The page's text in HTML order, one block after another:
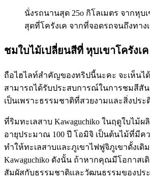
นั่งรถนานสุด 25o กิโลเมตร จากหุบ
สุดที่โครังเค จากที่จอดรถจนถึงทาง
ชมใบไม้เปลี่ยนสีที่ หุบเขาโครังเค
ถือไฮไลท์สำคัญของทริปนี้นะคะ จะเห็นไ
สามารถได้รับประสบการณ์ในการชมสีสั
เป็นเพราะธรรมชาติที่สวยงามและสิ่งปร
ที่ริมทะเลสาบ Kawaguchiko ในฤดูใบไ
อายุประมาณ 100 ปี โอมิจิ เป็นต้นไม้ที่มีค
ทำให้ทะเลสาบและภูเขาไฟฟูจิภูเขาดั้งเ
Kawaguchiko ดังนั้น ถ้าหากคุณมีโอกาส
สัมผัสกับธรรมชาติและวัฒนธรรมของปร